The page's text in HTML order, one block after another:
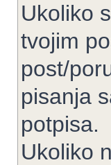
Ukoliko
tvojim
post/
pisanja
potpisa.
Ukoliko